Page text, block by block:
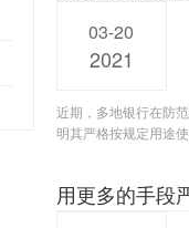
03-20
2021
近期，多地银行在防
明其严格按规定用途
用更多的手段